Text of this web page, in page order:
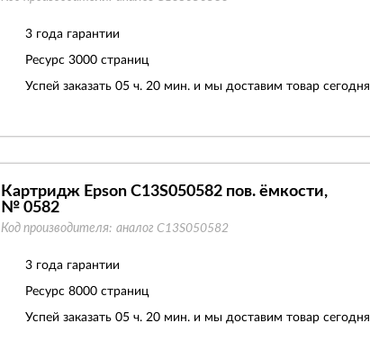
3 года гарантии
Ресурс 3000 страниц
Успей заказать 05 ч. 20 мин. и мы доставим товар сегодня
Картридж Epson C13S050582 пов. ёмкости,
№ 0582
Код производителя: аналог C13S050582
3 года гарантии
Ресурс 8000 страниц
Успей заказать 05 ч. 20 мин. и мы доставим товар сегодня